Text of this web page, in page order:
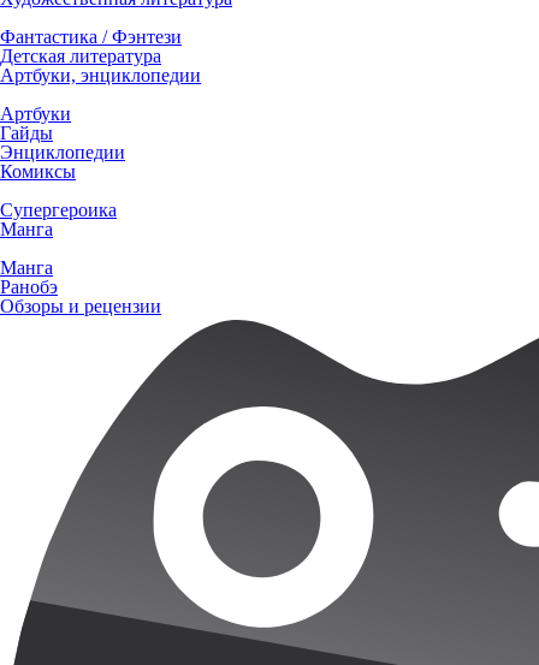
Фантастика / Фэнтези
Детская литература
Артбуки, энциклопедии
Артбуки
Гайды
Энциклопедии
Комиксы
Супергероика
Манга
Манга
Ранобэ
Обзоры и рецензии